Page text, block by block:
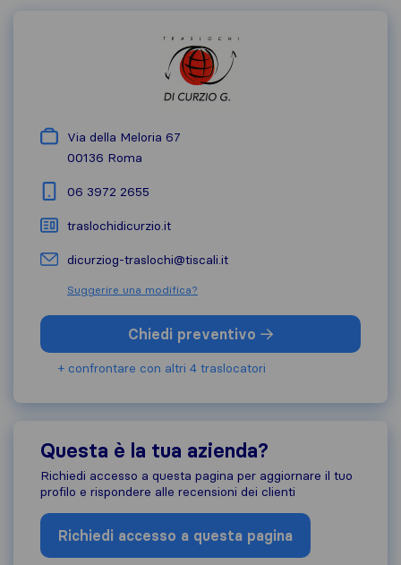
Via della Meloria 67
00136 Roma
06 3972 2655
traslochidicurzio.it
dicurziog-traslochi@tiscali.it
Suggerire una modifica?
Chiedi preventivo
+ confrontare con altri 4 traslocatori
Questa è la tua azienda?
Richiedi accesso a questa pagina per aggiornare il tuo
profilo e rispondere alle recensioni dei clienti
Richiedi accesso a questa pagina